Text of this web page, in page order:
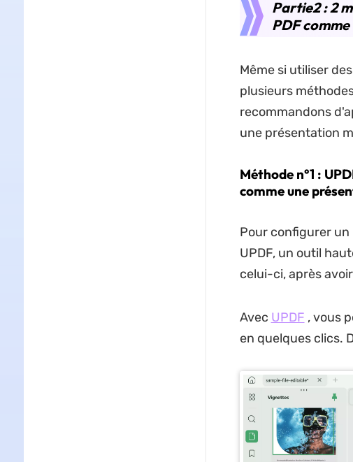
Partie2 : 2
PDF
Même si utiliser
plusieurs
recommandons
une présentation
Méthode n°1 :
comme une
Pour configurer un
UPDF, un outil
celui-ci, après
Avec UPDF , vous
en quelques clics.